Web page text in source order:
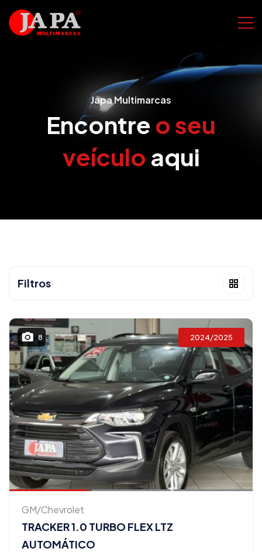
Japa Multimarcas
Encontre o seu
veículo aqui
Filtros
8 2024/2025
GM/Chevrolet
TRACKER 1.0 TURBO FLEX LTZ
AUTOMÁTICO